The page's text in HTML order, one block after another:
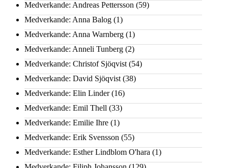
Medverkande: Andreas Pettersson (59)
Medverkande: Anna Balog (1)
Medverkande: Anna Warnberg (1)
Medverkande: Anneli Tunberg (2)
Medverkande: Christof Sjöqvist (54)
Medverkande: David Sjöqvist (38)
Medverkande: Elin Linder(16)
Medverkande: Emil Thell (33)
Medverkande: Emilie Ihre (1)
Medverkande: Erik Svensson (55)
Medverkande: Esther Lindblom O'hara (1)